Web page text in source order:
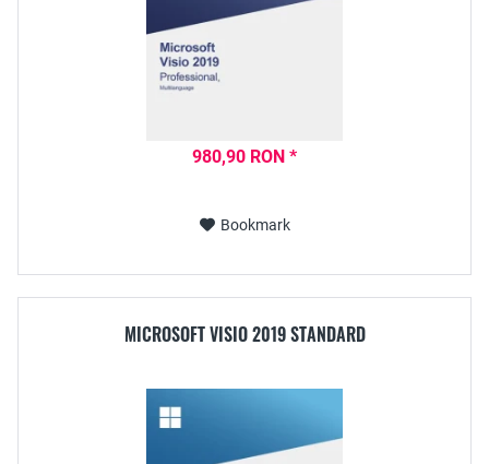
980,90 RON *
Bookmark
MICROSOFT VISIO 2019 STANDARD